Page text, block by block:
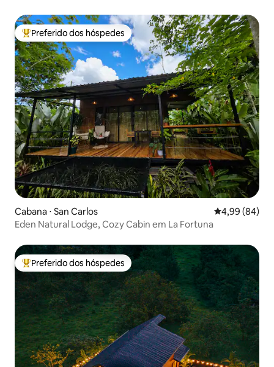
Entre os melhores preferidos dos hóspedes
Preferido dos hóspedes
Cabana ⋅ San Carlos 4,99 de uma
4,99 (84)
Eden Natural Lodge, Cozy Cabin em La Fortuna
Entre os melhores preferidos dos hóspedes
Preferido dos hóspedes